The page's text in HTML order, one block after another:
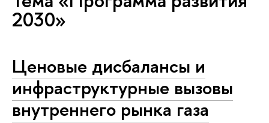
2030»
Ценовые дисбалансы и
инфраструктурные вызовы
внутреннего рынка газа